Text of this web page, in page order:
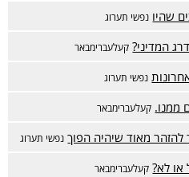
שהיו נפשי תערוג
המדיני? קעלעברימבאר
נפשי תערוג
ממנו. קעלעברימבאר
להזהר מאוד שיהיה הפוך נפשי תערוג
לא? קעלעברימבאר